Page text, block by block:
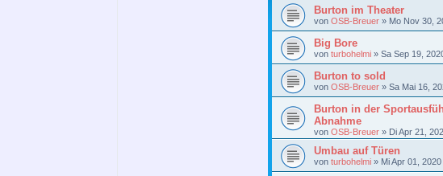
Burton im Theater
von OSB-Breuer » Mo Nov 30,
Big Bore
von turbohelmi » Sa Sep 19,
Burton to sold
von OSB-Breuer » Sa Mai 16,
Burton in der
Abnahme
von OSB-Breuer » Di Apr 21,
Umbau auf Türen
von turbohelmi » Mi Apr 01,